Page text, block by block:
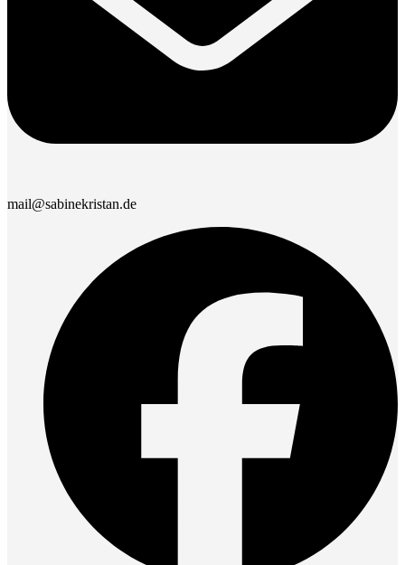
mail@sabinekristan.de